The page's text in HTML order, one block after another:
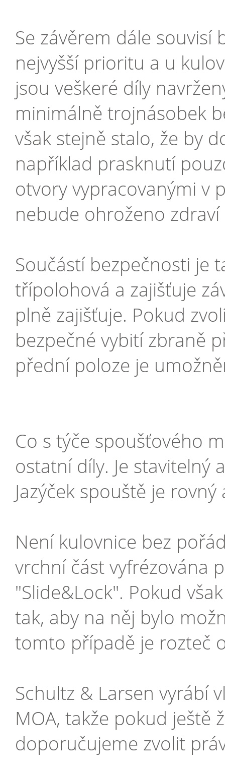
Se závěrem dále souvisí
nejvyšší prioritu a u
jsou veškeré díly
minimálně trojnásobek
však stejně stalo, že by
například prasknutí
otvory vypracovanými v
nebude ohroženo zdraví
Součástí bezpečnosti je
třípolohová a zajišťuje
plně zajišťuje. Pokud
bezpečné vybití zbraně
přední poloze je
Co s týče spoušťového
ostatní díly. Je
Jazýček spouště je rovný
Není kulovnice bez
vrchní část vyfrézována
"Slide&Lock". Pokud
tak, aby na něj bylo
tomto případě je rozteč
Schultz & Larsen vyrábí
MOA, takže pokud ještě
doporučujeme zvolit